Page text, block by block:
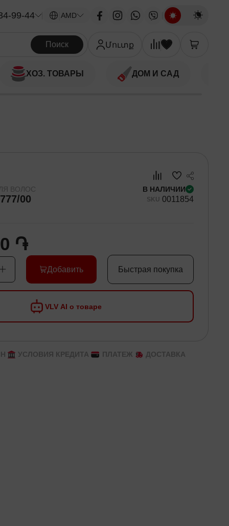
99-44 AMD
Поиск Մուտք
ХОЗ. ТОВАРЫ ДОМ И САД
VLV AI о товаре
ВОЛОС В НАЛИЧИИ
00 SKU 0011854
֏
Добавить Быстрая покупка
УСЛОВИЯ КРЕДИТА ПЛАТЕЖ ДОСТАВКА